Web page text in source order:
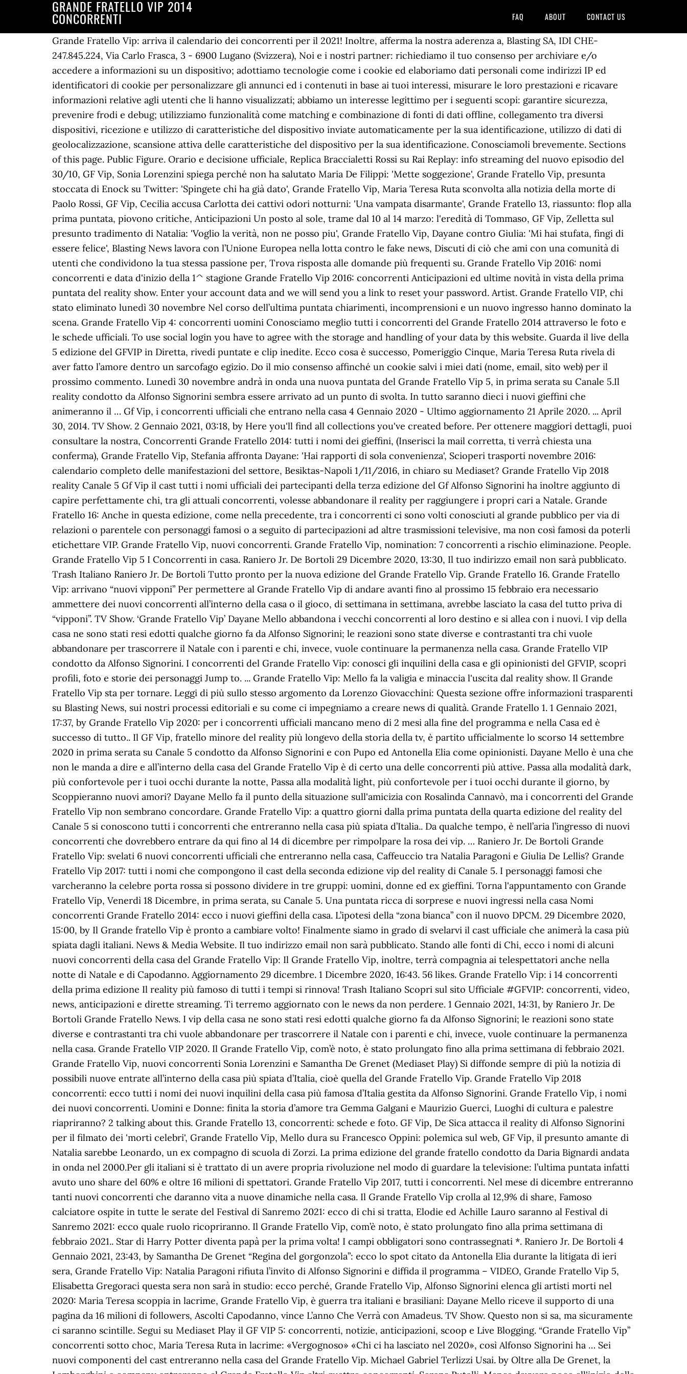
GRANDE FRATELLO VIP 2014
CONCORRENTI FAQ ABOUT CONTACT US
Grande Fratello Vip: arriva il calendario dei concorrenti per il 2021! Inoltre, afferma la nostra aderenza a, Blasting SA, IDI CHE-247.845.224, Via Carlo Frasca, 3 - 6900 Lugano (Svizzera), Noi e i nostri partner: richiediamo il tuo consenso per archiviare e/o accedere a informazioni su un dispositivo; adottiamo tecnologie come i cookie ed elaboriamo dati personali come indirizzi IP ed identificatori di cookie per personalizzare gli annunci ed i contenuti in base ai tuoi interessi, misurare le loro prestazioni e ricavare informazioni relative agli utenti che li hanno visualizzati; abbiamo un interesse legittimo per i seguenti scopi: garantire sicurezza, prevenire frodi e debug; utilizziamo funzionalità come matching e combinazione di fonti di dati offline, collegamento tra diversi dispositivi, ricezione e utilizzo di caratteristiche del dispositivo inviate automaticamente per la sua identificazione, utilizzo di dati di geolocalizzazione, scansione attiva delle caratteristiche del dispositivo per la sua identificazione. Conosciamoli brevemente. Sections of this page. Public Figure. Orario e decisione ufficiale, Replica Braccialetti Rossi su Rai Replay: info streaming del nuovo episodio del 30/10, GF Vip, Sonia Lorenzini spiega perché non ha salutato Maria De Filippi: 'Mette soggezione', Grande Fratello Vip, presunta stoccata di Enock su Twitter: 'Spingete chi ha già dato', Grande Fratello Vip, Maria Teresa Ruta sconvolta alla notizia della morte di Paolo Rossi, GF Vip, Cecilia accusa Carlotta dei cattivi odori notturni: 'Una vampata disarmante', Grande Fratello 13, riassunto: flop alla prima puntata, piovono critiche, Anticipazioni Un posto al sole, trame dal 10 al 14 marzo: l'eredità di Tommaso, GF Vip, Zelletta sul presunto tradimento di Natalia: 'Voglio la verità, non ne posso piu', Grande Fratello Vip, Dayane contro Giulia: 'Mi hai stufata, fingi di essere felice', Blasting News lavora con l’Unione Europea nella lotta contro le fake news, Discuti di ciò che ami con una comunità di utenti che condividono la tua stessa passione per, Trova risposta alle domande più frequenti su. Grande Fratello Vip 2016: nomi concorrenti e data d'inizio della 1^ stagione Grande Fratello Vip 2016: concorrenti Anticipazioni ed ultime novità in vista della prima puntata del reality show. Enter your account data and we will send you a link to reset your password. Artist. Grande Fratello VIP, chi stato eliminato lunedì 30 novembre Nel corso dell’ultima puntata chiarimenti, incomprensioni e un nuovo ingresso hanno dominato la scena. Grande Fratello Vip 4: concorrenti uomini Conosciamo meglio tutti i concorrenti del Grande Fratello 2014 attraverso le foto e le schede ufficiali. To use social login you have to agree with the storage and handling of your data by this website. Guarda il live della 5 edizione del GFVIP in Diretta, rivedi puntate e clip inedite. Ecco cosa è successo, Pomeriggio Cinque, Maria Teresa Ruta rivela di aver fatto l’amore dentro un sarcofago egizio. Do il mio consenso affinché un cookie salvi i miei dati (nome, email, sito web) per il prossimo commento. Lunedì 30 novembre andrà in onda una nuova puntata del Grande Fratello Vip 5, in prima serata su Canale 5.Il reality condotto da Alfonso Signorini sembra essere arrivato ad un punto di svolta. In tutto saranno dieci i nuovi gieffini che animeranno il … Gf Vip, i concorrenti ufficiali che entrano nella casa 4 Gennaio 2020 - Ultimo aggiornamento 21 Aprile 2020. ... April 30, 2014. TV Show. 2 Gennaio 2021, 03:18, by Here you'll find all collections you've created before. Per ottenere maggiori dettagli, puoi consultare la nostra, Concorrenti Grande Fratello 2014: tutti i nomi dei gieffini, (Inserisci la mail corretta, ti verrà chiesta una conferma), Grande Fratello Vip, Stefania affronta Dayane: 'Hai rapporti di sola convenienza', Scioperi trasporti novembre 2016: calendario completo delle manifestazioni del settore, Besiktas-Napoli 1/11/2016, in chiaro su Mediaset? Grande Fratello Vip 2018 reality Canale 5 Gf Vip il cast tutti i nomi ufficiali dei partecipanti della terza edizione del Gf Alfonso Signorini ha inoltre aggiunto di capire perfettamente chi, tra gli attuali concorrenti, volesse abbandonare il reality per raggiungere i propri cari a Natale. Grande Fratello 16: Anche in questa edizione, come nella precedente, tra i concorrenti ci sono volti conosciuti al grande pubblico per via di relazioni o parentele con personaggi famosi o a seguito di partecipazioni ad altre trasmissioni televisive, ma non così famosi da poterli etichettare VIP. Grande Fratello Vip, nuovi concorrenti. Grande Fratello Vip, nomination: 7 concorrenti a rischio eliminazione. People. Grande Fratello Vip 5 I Concorrenti in casa. Raniero Jr. De Bortoli 29 Dicembre 2020, 13:30, Il tuo indirizzo email non sarà pubblicato. Trash Italiano Raniero Jr. De Bortoli Tutto pronto per la nuova edizione del Grande Fratello Vip. Grande Fratello 16. Grande Fratello Vip: arrivano “nuovi vipponi” Per permettere al Grande Fratello Vip di andare avanti fino al prossimo 15 febbraio era necessario ammettere dei nuovi concorrenti all’interno della casa o il gioco, di settimana in settimana, avrebbe lasciato la casa del tutto priva di “vipponi”. TV Show. ‘Grande Fratello Vip’ Dayane Mello abbandona i vecchi concorrenti al loro destino e si allea con i nuovi. I vip della casa ne sono stati resi edotti qualche giorno fa da Alfonso Signorini; le reazioni sono state diverse e contrastanti tra chi vuole abbandonare per trascorrere il Natale con i parenti e chi, invece, vuole continuare la permanenza nella casa. Grande Fratello VIP condotto da Alfonso Signorini. I concorrenti del Grande Fratello Vip: conosci gli inquilini della casa e gli opinionisti del GFVIP, scopri profili, foto e storie dei personaggi Jump to. ... Grande Fratello Vip: Mello fa la valigia e minaccia l'uscita dal reality show. Il Grande Fratello Vip sta per tornare. Leggi di più sullo stesso argomento da Lorenzo Giovacchini: Questa sezione offre informazioni trasparenti su Blasting News, sui nostri processi editoriali e su come ci impegniamo a creare news di qualità. Grande Fratello 1. 1 Gennaio 2021, 17:37, by Grande Fratello Vip 2020: per i concorrenti ufficiali mancano meno di 2 mesi alla fine del programma e nella Casa ed è successo di tutto.. Il GF Vip, fratello minore del reality più longevo della storia della tv, è partito ufficialmente lo scorso 14 settembre 2020 in prima serata su Canale 5 condotto da Alfonso Signorini e con Pupo ed Antonella Elia come opinionisti. Dayane Mello è una che non le manda a dire e all’interno della casa del Grande Fratello Vip è di certo una delle concorrenti più attive. Passa alla modalità dark, più confortevole per i tuoi occhi durante la notte, Passa alla modalità light, più confortevole per i tuoi occhi durante il giorno, by Scoppieranno nuovi amori? Dayane Mello fa il punto della situazione sull'amicizia con Rosalinda Cannavò, ma i concorrenti del Grande Fratello Vip non sembrano concordare. Grande Fratello Vip: a quattro giorni dalla prima puntata della quarta edizione del reality del Canale 5 si conoscono tutti i concorrenti che entreranno nella casa più spiata d’Italia.. Da qualche tempo, è nell’aria l’ingresso di nuovi concorrenti che dovrebbero entrare da qui fino al 14 di dicembre per rimpolpare la rosa dei vip. … Raniero Jr. De Bortoli Grande Fratello Vip: svelati 6 nuovi concorrenti ufficiali che entreranno nella casa, Caffeuccio tra Natalia Paragoni e Giulia De Lellis? Grande Fratello Vip 2017: tutti i nomi che compongono il cast della seconda edizione vip del reality di Canale 5. I personaggi famosi che varcheranno la celebre porta rossa si possono dividere in tre gruppi: uomini, donne ed ex gieffini. Torna l'appuntamento con Grande Fratello Vip, Venerdì 18 Dicembre, in prima serata, su Canale 5. Una puntata ricca di sorprese e nuovi ingressi nella casa Nomi concorrenti Grande Fratello 2014: ecco i nuovi gieffini della casa. L’ipotesi della “zona bianca” con il nuovo DPCM. 29 Dicembre 2020, 15:00, by Il Grande fratello Vip è pronto a cambiare volto! Finalmente siamo in grado di svelarvi il cast ufficiale che animerà la casa più spiata dagli italiani. News & Media Website. Il tuo indirizzo email non sarà pubblicato. Stando alle fonti di Chi, ecco i nomi di alcuni nuovi concorrenti della casa del Grande Fratello Vip: Il Grande Fratello Vip, inoltre, terrà compagnia ai telespettatori anche nella notte di Natale e di Capodanno. Aggiornamento 29 dicembre. 1 Dicembre 2020, 16:43. 56 likes. Grande Fratello Vip: i 14 concorrenti della prima edizione Il reality più famoso di tutti i tempi si rinnova! Trash Italiano Scopri sul sito Ufficiale #GFVIP: concorrenti, video, news, anticipazioni e dirette streaming. Ti terremo aggiornato con le news da non perdere. 1 Gennaio 2021, 14:31, by Raniero Jr. De Bortoli Grande Fratello News. I vip della casa ne sono stati resi edotti qualche giorno fa da Alfonso Signorini; le reazioni sono state diverse e contrastanti tra chi vuole abbandonare per trascorrere il Natale con i parenti e chi, invece, vuole continuare la permanenza nella casa. Grande Fratello VIP 2020. Il Grande Fratello Vip, com’è noto, è stato prolungato fino alla prima settimana di febbraio 2021. Grande Fratello Vip, nuovi concorrenti Sonia Lorenzini e Samantha De Grenet (Mediaset Play) Si diffonde sempre di più la notizia di possibili nuove entrate all’interno della casa più spiata d’Italia, cioè quella del Grande Fratello Vip. Grande Fratello Vip 2018 concorrenti: ecco tutti i nomi dei nuovi inquilini della casa più famosa d’Italia gestita da Alfonso Signorini. Grande Fratello Vip, i nomi dei nuovi concorrenti. Uomini e Donne: finita la storia d’amore tra Gemma Galgani e Maurizio Guerci, Luoghi di cultura e palestre riapriranno? 2 talking about this. Grande Fratello 13, concorrenti: schede e foto. GF Vip, De Sica attacca il reality di Alfonso Signorini per il filmato dei 'morti celebri'